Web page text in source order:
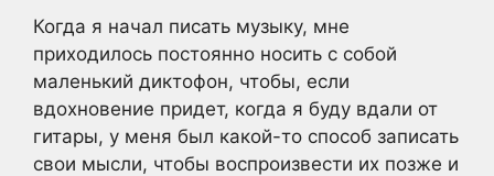
Когда я начал писать музыку, мне
приходилось постоянно носить с собой
маленький диктофон, чтобы, если
вдохновение придет, когда я буду вдали от
гитары, у меня был какой-то способ записать
свои мысли, чтобы воспроизвести их позже и